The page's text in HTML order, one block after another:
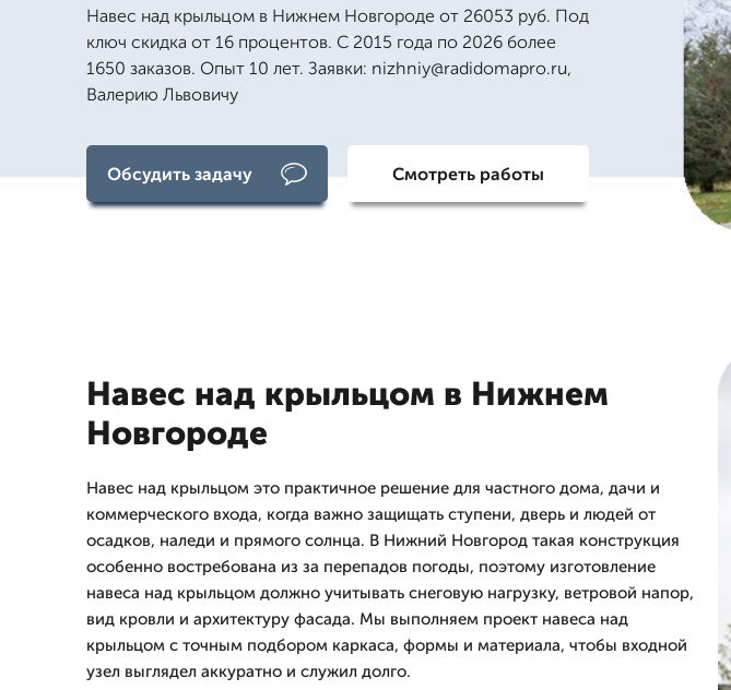
Навес над крыльцом в Нижнем Новгороде от 26053 руб. Под
ключ скидка от 16 процентов. С 2015 года по 2026 более
1650 заказов. Опыт 10 лет. Заявки: nizhniy@radidomapro.ru,
Валерию Львовичу
Обсудить задачу Смотреть работы
Навес над крыльцом в Нижнем
Новгороде
Навес над крыльцом это практичное решение для частного дома, дачи и
коммерческого входа, когда важно защищать ступени, дверь и людей от
осадков, наледи и прямого солнца. В Нижний Новгород такая конструкция
особенно востребована из за перепадов погоды, поэтому изготовление
навеса над крыльцом должно учитывать снеговую нагрузку, ветровой напор,
вид кровли и архитектуру фасада. Мы выполняем проект навеса над
крыльцом с точным подбором каркаса, формы и материала, чтобы входной
узел выглядел аккуратно и служил долго.